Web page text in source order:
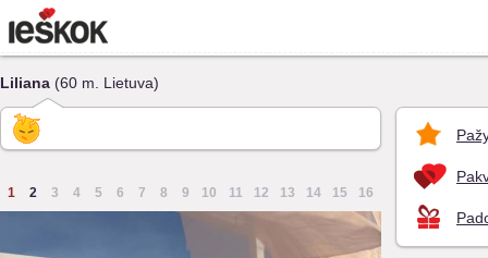
Liliana (60 m. Lietuva)
1 2 3 4 5 6 7 8 9 10 11 12 13 14 15 16